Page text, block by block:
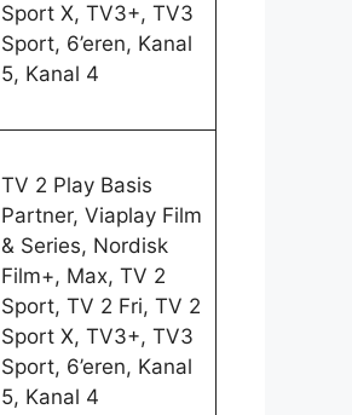
Sport X, TV3+, TV3
Sport, 6’eren, Kanal
5, Kanal 4
TV 2 Play Basis
Partner, Viaplay Film
& Series, Nordisk
Film+, Max, TV 2
Sport, TV 2 Fri, TV 2
Sport X, TV3+, TV3
Sport, 6’eren, Kanal
5, Kanal 4